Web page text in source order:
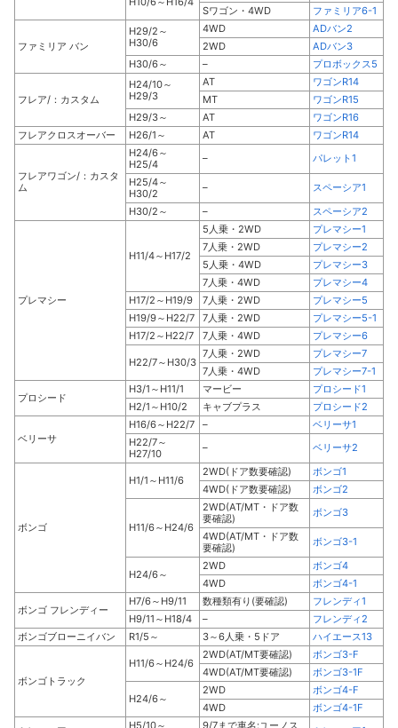
Sワゴン・4WD
ファミリア6-1
ファミリア バン
H29/2～
H30/6
4WD
ADバン2
2WD
ADバン3
H30/6～
– プロボックス5
フレア/：カスタム
H24/10～
H29/3
AT
ワゴンR14
MT
ワゴンR15
H29/3～
AT
ワゴンR16
フレアクロスオーバー
H26/1～ AT ワゴンR14
フレアワゴン/：カスタ
ム
H24/6～
H25/4
–
パレット1
H25/4～
H30/2
–
スペーシア1
H30/2～
– スペーシア2
プレマシー
H11/4～H17/2
5人乗・2WD
プレマシー1
7人乗・2WD
プレマシー2
5人乗・4WD
プレマシー3
7人乗・4WD
プレマシー4
H17/2～H19/9
7人乗・2WD
プレマシー5
H19/9～H22/7
7人乗・2WD
プレマシー5-1
H17/2～H22/7
7人乗・4WD プレマシー6
H22/7～H30/3
7人乗・2WD
プレマシー7
7人乗・4WD
プレマシー7-1
プロシード
H3/1～H11/1 マービー
プロシード1
H2/1～H10/2
キャブプラス プロシード2
ベリーサ
H16/6～H22/7 –
ベリーサ1
H22/7～
H27/10
– ベリーサ2
ボンゴ
H1/1～H11/6
2WD(ドア数要確認)
ボンゴ1
4WD(ドア数要確認)
ボンゴ2
H11/6～H24/6
2WD(AT/MT・ドア数
要確認)
ボンゴ3
4WD(AT/MT・ドア数
要確認)
ボンゴ3-1
H24/6～
2WD
ボンゴ4
4WD
ボンゴ4-1
ボンゴ フレンディー
H7/6～H9/11 数種類有り(要確認)
フレンディ1
H9/11～H18/4
–
フレンディ2
ボンゴブローニイバン
R1/5～ 3～6人乗・5ドア ハイエース13
ボンゴトラック
H11/6～H24/6
2WD(AT/MT要確認)
ボンゴ3-F
4WD(AT/MT要確認)
ボンゴ3-1F
H24/6～
2WD
ボンゴ4-F
4WD
ボンゴ4-1F
H5/10～ 9/7まで車名:ユーノス